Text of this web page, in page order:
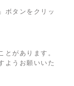
ボタンをクリッ
があります。
ようお願いいた